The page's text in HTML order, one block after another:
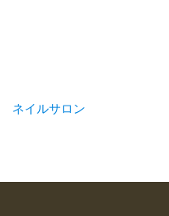
ネイルサロン